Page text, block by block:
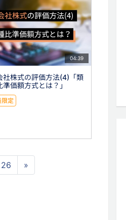
04:39
社株式の評価方法(4)「類
価額方式とは？」
限定
26 »